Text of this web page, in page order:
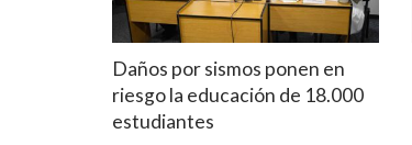
Daños por sismos ponen en
riesgo la educación de 18.000
estudiantes